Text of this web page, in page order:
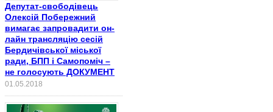
Депутат-свободівець
Олексій Побережний
вимагає запровадити он-
лайн трансляцію сесій
Бердичівської міської
ради, БПП і Самопоміч –
не голосують ДОКУМЕНТ
01.05.2018